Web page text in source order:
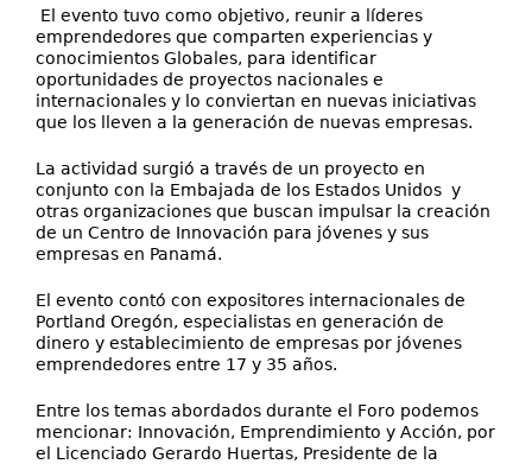
El evento tuvo como objetivo, reunir a líderes
emprendedores que comparten experiencias y
conocimientos Globales, para identificar
oportunidades de proyectos nacionales e
internacionales y lo conviertan en nuevas iniciativas
que los lleven a la generación de nuevas empresas.
La actividad surgió a través de un proyecto en
conjunto con la Embajada de los Estados Unidos y
otras organizaciones que buscan impulsar la creación
de un Centro de Innovación para jóvenes y sus
empresas en Panamá.
El evento contó con expositores internacionales de
Portland Oregón, especialistas en generación de
dinero y establecimiento de empresas por jóvenes
emprendedores entre 17 y 35 años.
Entre los temas abordados durante el Foro podemos
mencionar: Innovación, Emprendimiento y Acción, por
el Licenciado Gerardo Huertas, Presidente de la